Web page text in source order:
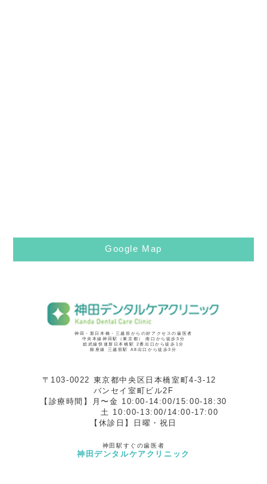
Google Map
神田・新日本橋・三越前からの好アクセスの歯医者
中央本線神田駅（東京都） 南口から徒歩3分
総武線快速新日本橋駅 2番出口から徒歩1分
銀座線 三越前駅 A8出口から徒歩3分
〒103-0022 東京都中央区日本橋室町4-3-12
バンセイ室町ビル2F
【診療時間】月〜金 10:00-14:00/15:00-18:30
土 10:00-13:00/14:00-17:00
【休診日】日曜・祝日
神田駅すぐの歯医者
神田デンタルケアクリニック